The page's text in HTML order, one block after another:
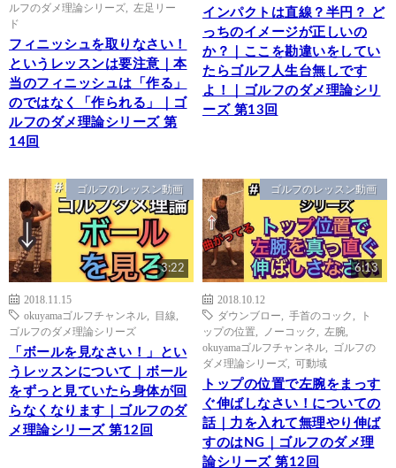
ルフのダメ理論シリーズ
左足リー
ド
フィニッシュを取りなさい！
というレッスンは要注意｜本
当のフィニッシュは「作る」
のではなく「作られる」｜ゴ
ルフのダメ理論シリーズ 第
14回
インパクトは直線？半円？ ど
っちのイメージが正しいの
か？｜ここを勘違いをしてい
たらゴルフ人生台無しです
よ！｜ゴルフのダメ理論シリ
ーズ 第13回
ゴルフのレッスン動画
3:22
2018.11.15
okuyamaゴルフチャンネル
目線
ゴルフのダメ理論シリーズ
「ボールを見なさい！」とい
うレッスンについて｜ボール
をずっと見ていたら身体が回
らなくなります｜ゴルフのダ
メ理論シリーズ 第12回
ゴルフのレッスン動画
6:13
2018.10.12
ダウンブロー
手首のコック
ト
ップの位置
ノーコック 左腕
okuyamaゴルフチャンネル
ゴルフの
ダメ理論シリーズ
可動域
トップの位置で左腕をまっす
ぐ伸ばしなさい！についての
話｜力を入れて無理やり伸ば
すのはNG｜ゴルフのダメ理
論シリーズ 第12回